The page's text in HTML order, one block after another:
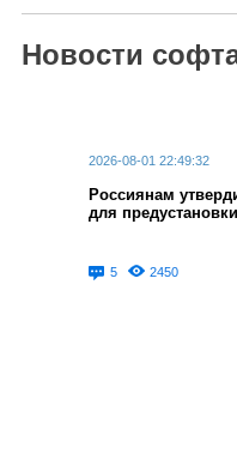
Новости
2026-08-01 22:49:32
Россиянам
для предустановки
5 2450